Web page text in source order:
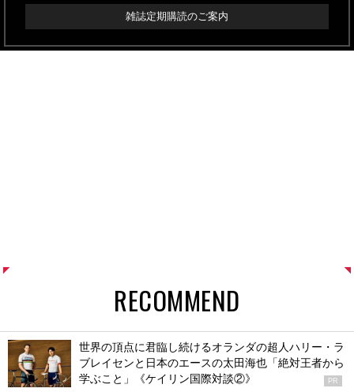
雑誌定期購読のご案内
RECOMMEND
世界の頂点に君臨し続けるオランダの超人ハリー・ラ
ブレイセンと日本のエースの太田海也「絶対王者から
学ぶこと」《ケイリン国際対談②》
PR